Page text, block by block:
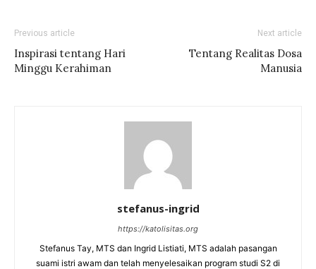
Previous article
Inspirasi tentang Hari
Minggu Kerahiman
Next article
Tentang Realitas Dosa
Manusia
stefanus-ingrid
https://katolisitas.org
Stefanus Tay, MTS dan Ingrid Listiati, MTS adalah pasangan
suami istri awam dan telah menyelesaikan program studi S2 di